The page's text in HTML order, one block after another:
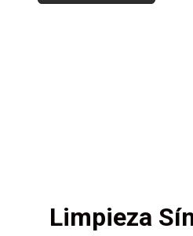
Limpieza